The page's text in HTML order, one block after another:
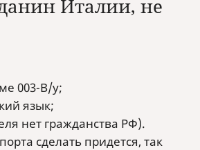
Италии, не
003-В/у;
язык;
нет гражданства РФ).
сделать придется, так